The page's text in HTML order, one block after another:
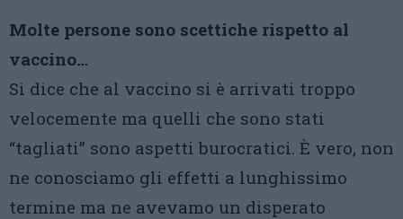
Molte persone sono scettiche rispetto al
vaccino…
Si dice che al vaccino si è arrivati troppo
velocemente ma quelli che sono stati
“tagliati” sono aspetti burocratici. È vero, non
ne conosciamo gli effetti a lunghissimo
termine ma ne avevamo un disperato